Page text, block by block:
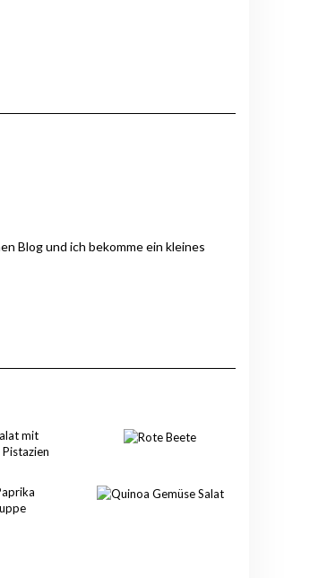
Blog und ich bekomme ein kleines